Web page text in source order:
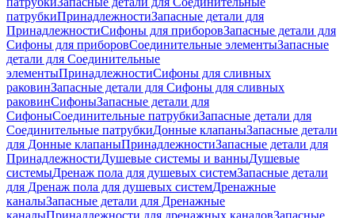
патрубкиПринадлежностиЗапасные детали для
ПринадлежностиСифоны для приборовЗапасные детали для
Сифоны для приборовСоединительные элементыЗапасные
детали для Соединительные
элементыПринадлежностиСифоны для сливных
раковинЗапасные детали для Сифоны для сливных
раковинСифоныЗапасные детали для
СифоныСоединительные патрубкиЗапасные детали для
Соединительные патрубкиДонные клапаныЗапасные детали
для Донные клапаныПринадлежностиЗапасные детали для
ПринадлежностиДушевые системы и ванныДушевые
системыДренаж пола для душевых системЗапасные детали
для Дренаж пола для душевых системДренажные
каналыЗапасные детали для Дренажные
каналыПринадлежности для дренажных каналовЗапасные